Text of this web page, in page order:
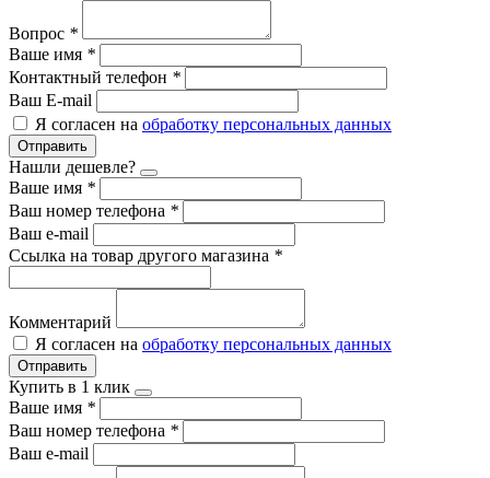
Вопрос *
Ваше имя *
Контактный телефон *
Ваш E-mail
Я согласен на обработку персональных данных
Отправить
Нашли дешевле?
Ваше имя *
Ваш номер телефона *
Ваш e-mail
Ссылка на товар другого магазина *
Комментарий
Я согласен на обработку персональных данных
Отправить
Купить в 1 клик
Ваше имя *
Ваш номер телефона *
Ваш e-mail